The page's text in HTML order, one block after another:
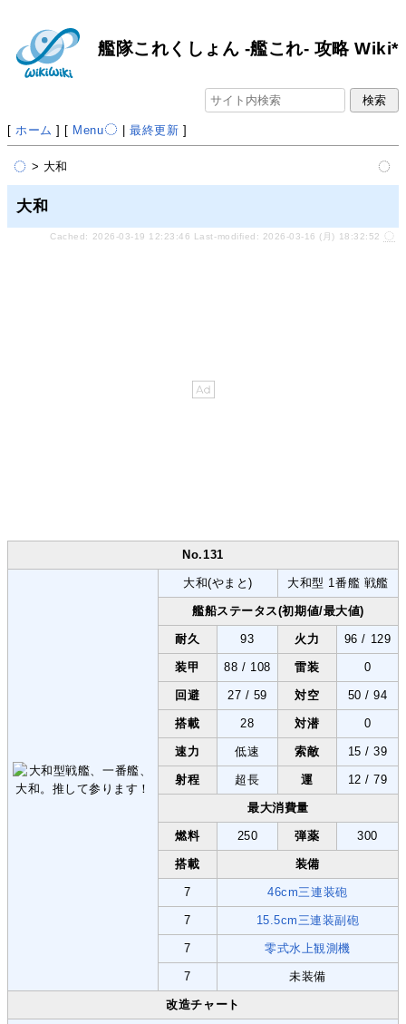
艦隊これくしょん -艦これ- 攻略 Wiki*
[ ホーム ] [ Menu |最終更新 ]
> 大和
大和
Cached: 2026-03-19 12:23:46 Last-modified: 2026-03-16 (月) 18:32:52
No.131
大和(やまと) 大和型 1番艦 戦艦
艦船ステータス(初期値/最大値)
耐久 93 火力 96 / 129
装甲 88 / 108 雷装 0
回避 27 / 59 対空 50 / 94
搭載 28 対潜 0
速力 低速 索敵 15 / 39
射程 超長 運 12 / 79
最大消費量
燃料 250 弾薬 300
搭載 装備
7 46cm三連装砲
7 15.5cm三連装副砲
7 零式水上観測機
7 未装備
改造チャート